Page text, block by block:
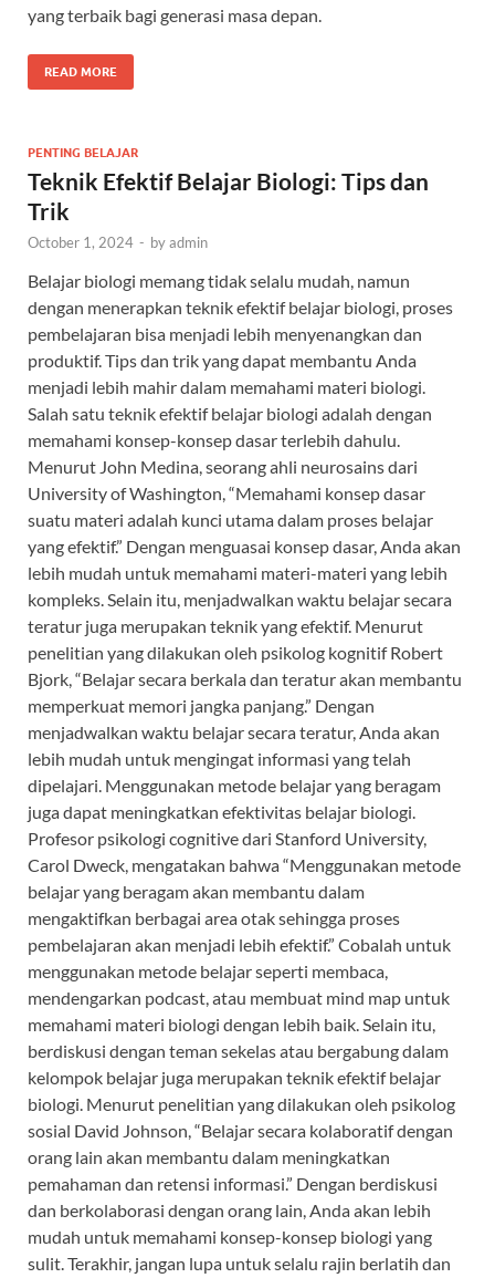
yang terbaik bagi generasi masa depan.
READ MORE
PENTING BELAJAR
Teknik Efektif Belajar Biologi: Tips dan
Trik
October 1, 2024 - byadmin
Belajar biologi memang tidak selalu mudah, namun
dengan menerapkan teknik efektif belajar biologi, proses
pembelajaran bisa menjadi lebih menyenangkan dan
produktif. Tips dan trik yang dapat membantu Anda
menjadi lebih mahir dalam memahami materi biologi.
Salah satu teknik efektif belajar biologi adalah dengan
memahami konsep-konsep dasar terlebih dahulu.
Menurut John Medina, seorang ahli neurosains dari
University of Washington, “Memahami konsep dasar
suatu materi adalah kunci utama dalam proses belajar
yang efektif.” Dengan menguasai konsep dasar, Anda akan
lebih mudah untuk memahami materi-materi yang lebih
kompleks. Selain itu, menjadwalkan waktu belajar secara
teratur juga merupakan teknik yang efektif. Menurut
penelitian yang dilakukan oleh psikolog kognitif Robert
Bjork, “Belajar secara berkala dan teratur akan membantu
memperkuat memori jangka panjang.” Dengan
menjadwalkan waktu belajar secara teratur, Anda akan
lebih mudah untuk mengingat informasi yang telah
dipelajari. Menggunakan metode belajar yang beragam
juga dapat meningkatkan efektivitas belajar biologi.
Profesor psikologi cognitive dari Stanford University,
Carol Dweck, mengatakan bahwa “Menggunakan metode
belajar yang beragam akan membantu dalam
mengaktifkan berbagai area otak sehingga proses
pembelajaran akan menjadi lebih efektif.” Cobalah untuk
menggunakan metode belajar seperti membaca,
mendengarkan podcast, atau membuat mind map untuk
memahami materi biologi dengan lebih baik. Selain itu,
berdiskusi dengan teman sekelas atau bergabung dalam
kelompok belajar juga merupakan teknik efektif belajar
biologi. Menurut penelitian yang dilakukan oleh psikolog
sosial David Johnson, “Belajar secara kolaboratif dengan
orang lain akan membantu dalam meningkatkan
pemahaman dan retensi informasi.” Dengan berdiskusi
dan berkolaborasi dengan orang lain, Anda akan lebih
mudah untuk memahami konsep-konsep biologi yang
sulit. Terakhir, jangan lupa untuk selalu rajin berlatih dan